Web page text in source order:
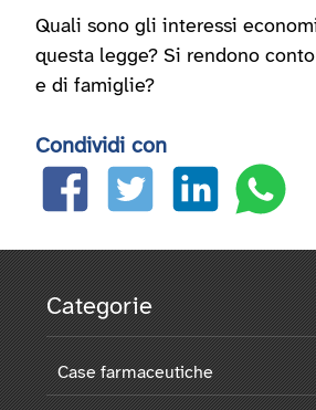
Quali sono gli interessi
questa legge? Si rendono
e di famiglie?
Condividi con
Categorie
Case farmaceutiche